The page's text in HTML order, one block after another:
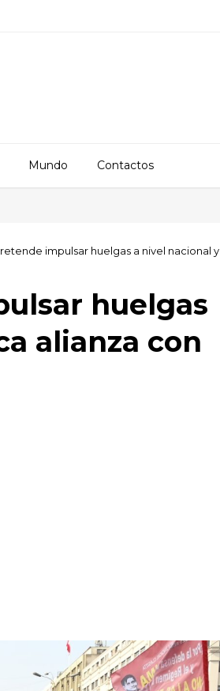
Mundo Contactos
impulsar huelgas a nivel nacional y
huelgas
alianza con